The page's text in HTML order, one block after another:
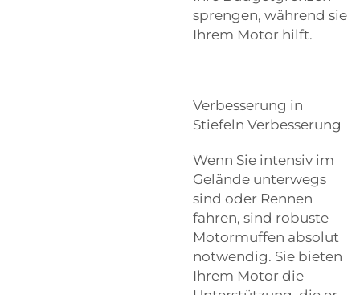
sprengen, während sie
Ihrem Motor hilft.
Verbesserung in
Stiefeln Verbesserung
Wenn Sie intensiv im
Gelände unterwegs
sind oder Rennen
fahren, sind robuste
Motormuffen absolut
notwendig. Sie bieten
Ihrem Motor die